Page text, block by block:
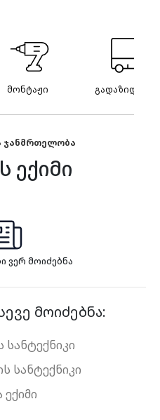
მონტაჟი გადაზიდვები
ჯანმრთელობა
ექიმი
ვერ მოიძებნა
მოიძებნა:
სანტექნიკი
სანტექნიკი